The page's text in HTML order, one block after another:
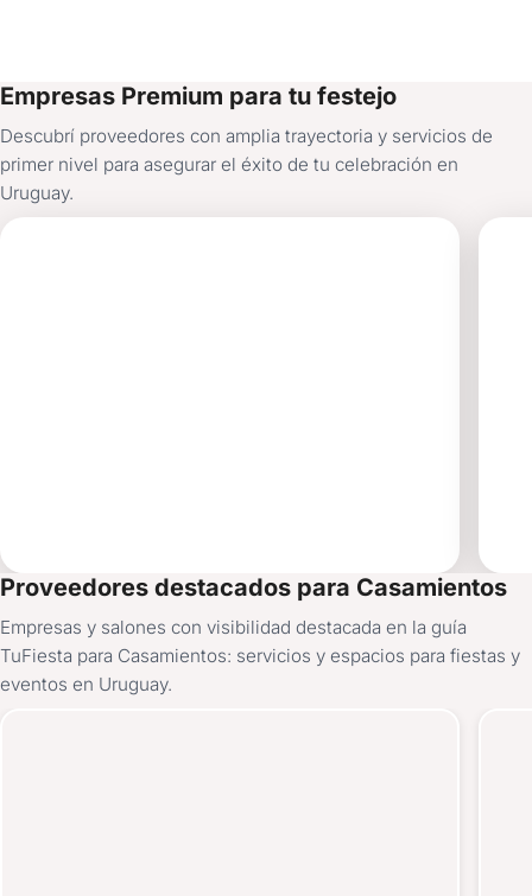
Empresas Premium para tu festejo
Descubrí proveedores con amplia trayectoria y servicios de
primer nivel para asegurar el éxito de tu celebración en
Uruguay.
Proveedores destacados para Casamientos
Empresas y salones con visibilidad destacada en la guía
TuFiesta para Casamientos: servicios y espacios para fiestas y
eventos en Uruguay.